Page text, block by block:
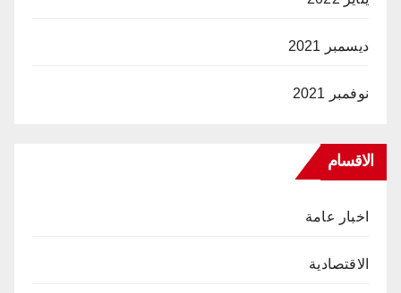
ديسمبر 2021
نوفمبر 2021
الاقسام
اخبار عامة
الاقتصادية